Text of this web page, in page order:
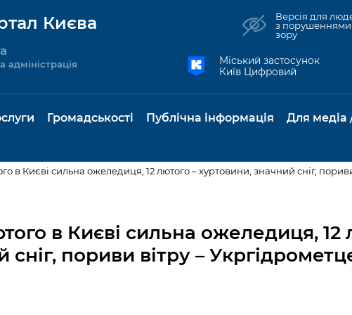
Києва
адміністрація
Версія для
з порушеннями
зору
Міський застосунок
Київ Цифровий
Контактна інформація
субсидії та
земельні ділянки
Культура, спорт,
Громадськості
об'єднань
Громадські слухання
громадськістю
Громадська
Публічна інформація
публічної
база
Для медіа
в Києві сильна ожеледиця, 12 лютого – хуртовини, значний сніг,
в Києві сильна ожеледиця, 12
пориви вітру –